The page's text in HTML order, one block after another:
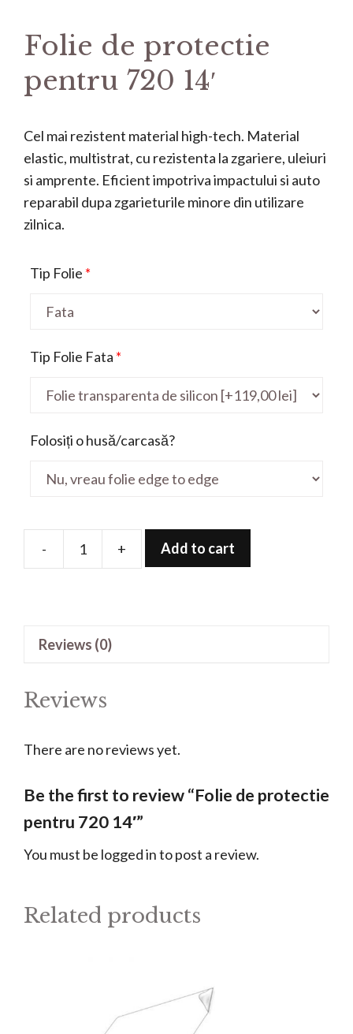
Folie de protectie
pentru 720 14′
Cel mai rezistent material high-tech. Material
elastic, multistrat, cu rezistenta la zgariere, uleiuri
si amprente. Eficient impotriva impactului si auto
reparabil dupa zgarieturile minore din utilizare
zilnica.
Tip Folie *
Tip Folie Fata *
Folosiți o husă/carcasă?
-
Folie
14'
+ Add to cart
Reviews (0)
Reviews
There are no reviews yet.
Be the first to review “Folie de protectie
pentru 720 14′”
You must be logged into post a review.
Related products